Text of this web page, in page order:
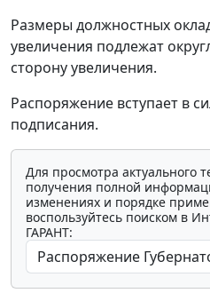
Размеры должностных
увеличения подлежат
сторону увеличения.
Распоряжение вступает в
подписания.
Для просмотра актуального
получения полной
изменениях и порядке
воспользуйтесь поиском в
ГАРАНТ: